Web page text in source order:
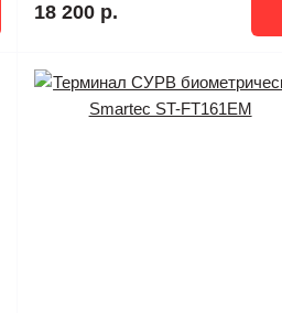
18 200 р.